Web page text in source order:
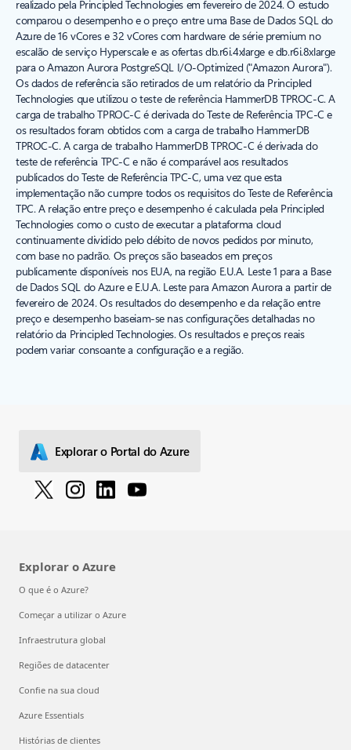
realizado pela Principled Technologies em fevereiro de 2024. O estudo
comparou o desempenho e o preço entre uma Base de Dados SQL do
Azure de 16 vCores e 32 vCores com hardware de série premium no
escalão de serviço Hyperscale e as ofertas db.r6i.4xlarge e db.r6i.8xlarge
para o Amazon Aurora PostgreSQL I/O-Optimized ("Amazon Aurora").
Os dados de referência são retirados de um relatório da Principled
Technologies que utilizou o teste de referência HammerDB TPROC-C. A
carga de trabalho TPROC-C é derivada do Teste de Referência TPC-C e
os resultados foram obtidos com a carga de trabalho HammerDB
TPROC-C. A carga de trabalho HammerDB TPROC-C é derivada do
teste de referência TPC-C e não é comparável aos resultados
publicados do Teste de Referência TPC-C, uma vez que esta
implementação não cumpre todos os requisitos do Teste de Referência
TPC. A relação entre preço e desempenho é calculada pela Principled
Technologies como o custo de executar a plataforma cloud
continuamente dividido pelo débito de novos pedidos por minuto,
com base no padrão. Os preços são baseados em preços
publicamente disponíveis nos EUA, na região E.U.A. Leste 1 para a Base
de Dados SQL do Azure e E.U.A. Leste para Amazon Aurora a partir de
fevereiro de 2024. Os resultados do desempenho e da relação entre
preço e desempenho baseiam-se nas configurações detalhadas no
relatório da Principled Technologies. Os resultados e preços reais
podem variar consoante a configuração e a região.
Explorar o Portal do Azure
Explorar o Azure
O que é o Azure?
Começar a utilizar o Azure
Infraestrutura global
Regiões de datacenter
Confie na sua cloud
Azure Essentials
Histórias de clientes